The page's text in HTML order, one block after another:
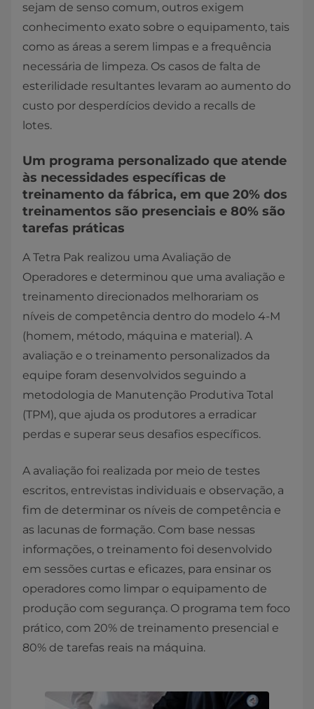
sejam de senso comum, outros exigem
conhecimento exato sobre o equipamento, tais
como as áreas a serem limpas e a frequência
necessária de limpeza. Os casos de falta de
esterilidade resultantes levaram ao aumento do
custo por desperdícios devido a recalls de
lotes.
​Um programa personalizado que atende
às necessidades específicas de
treinamento da fábrica, em que 20% dos
treinamentos são presenciais e 80% são
tarefas práticas
​A Tetra Pak realizou uma Avaliação de
Operadores e determinou que uma avaliação e
treinamento direcionados melhorariam os
níveis de competência dentro do modelo 4-M
(homem, método, máquina e material). A
avaliação e o treinamento personalizados da
equipe foram desenvolvidos seguindo a
metodologia de Manutenção Produtiva Total
(TPM), que ajuda os produtores a erradicar
perdas e superar seus desafios específicos. ​
A avaliação foi realizada por meio de testes
escritos, entrevistas individuais e observação, a
fim de determinar os níveis de competência e
as lacunas de formação. Com base nessas
informações, o treinamento foi desenvolvido
em sessões curtas e eficazes, para ensinar os
operadores como limpar o equipamento de
produção com segurança. O programa tem foco
prático, com 20% de treinamento presencial e
80% de tarefas reais na máquina. ​